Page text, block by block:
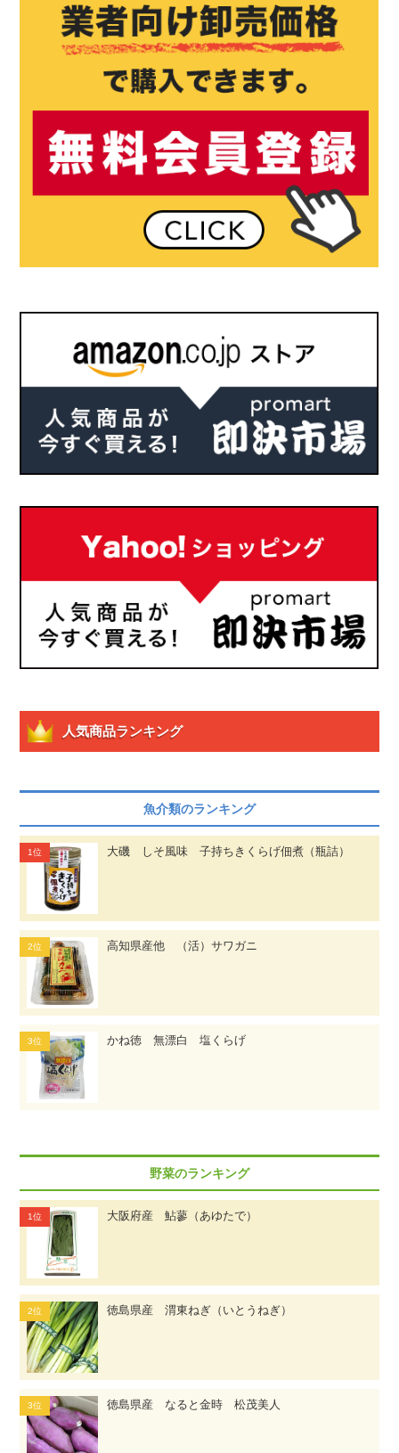
人気商品ランキング
魚介類のランキング
大磯 しそ風味 子持ちきくらげ佃煮（瓶詰）
高知県産他 （活）サワガニ
かね徳 無漂白 塩くらげ
野菜のランキング
大阪府産 鮎蓼（あゆたで）
徳島県産 渭東ねぎ（いとうねぎ）
徳島県産 なると金時 松茂美人